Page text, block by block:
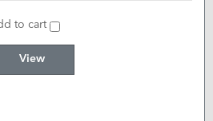
to cart
View